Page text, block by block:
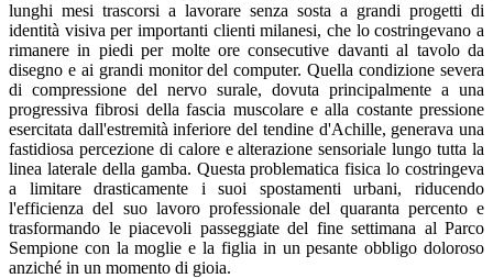
lunghi mesi trascorsi a lavorare senza sosta a grandi progetti di
identità visiva per importanti clienti milanesi, che lo costringevano a
rimanere in piedi per molte ore consecutive davanti al tavolo da
disegno e ai grandi monitor del computer. Quella condizione severa
di compressione del nervo surale, dovuta principalmente a una
progressiva fibrosi della fascia muscolare e alla costante pressione
esercitata dall'estremità inferiore del tendine d'Achille, generava una
fastidiosa percezione di calore e alterazione sensoriale lungo tutta la
linea laterale della gamba. Questa problematica fisica lo costringeva
a limitare drasticamente i suoi spostamenti urbani, riducendo
l'efficienza del suo lavoro professionale del quaranta percento e
trasformando le piacevoli passeggiate del fine settimana al Parco
Sempione con la moglie e la figlia in un pesante obbligo doloroso
anziché in un momento di gioia.